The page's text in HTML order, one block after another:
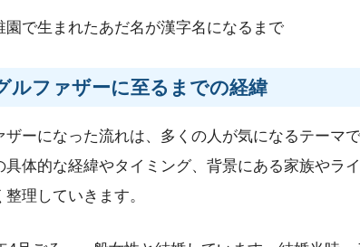
で生まれたあだ名が漢字名になるまで
ルファザーに至るまでの経緯
ーになった流れは、多くの人が気になるテーマ
具体的な経緯やタイミング、背景にある家族やラ
理していきます。